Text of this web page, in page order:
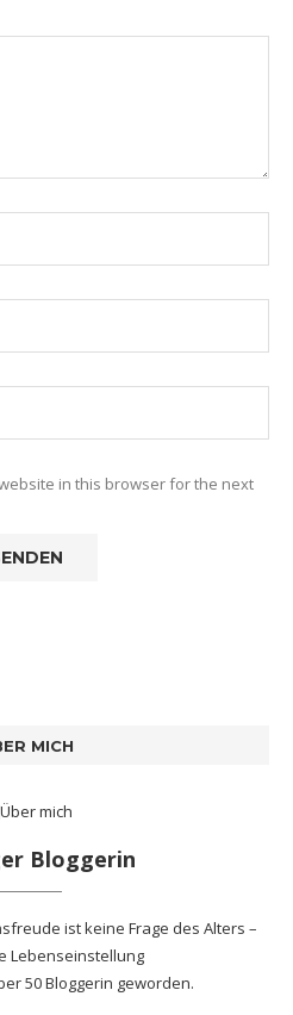
in this browser for the next
MICH
Bloggerin
ist keine Frage des Alters –
Lebenseinstellung
50 Bloggerin geworden.